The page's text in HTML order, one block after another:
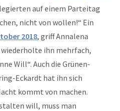
auf einem Parteitag
nicht von wollen!“ Ein
2018, griff Annalena
wiederholte ihn mehrfach,
Will“. Auch die Grünen-
Eckardt hat ihn sich
kommt von machen.
will, muss man